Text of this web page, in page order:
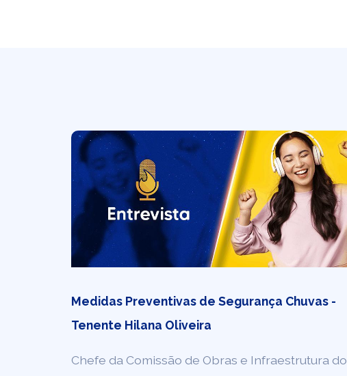
Medidas Preventivas de Segurança Chuvas -
Tenente Hilana Oliveira
Chefe da Comissão de Obras e Infraestrutura do